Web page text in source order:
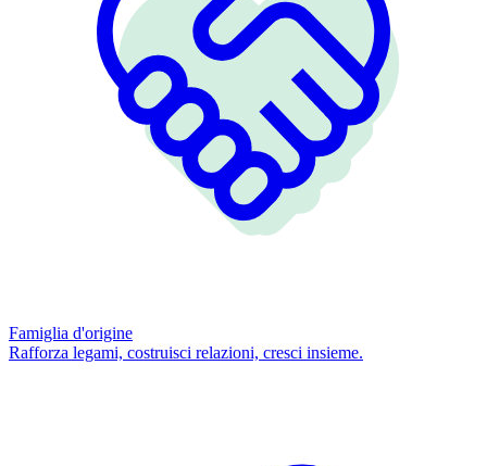
Famiglia d'origine
Rafforza legami, costruisci relazioni, cresci insieme.